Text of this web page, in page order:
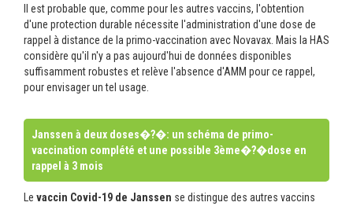
Il est probable que, comme pour les autres vaccins, l'obtention
d'une protection durable nécessite l'administration d'une dose de
rappel à distance de la primo-vaccination avec Novavax. Mais la HAS
considère qu'il n'y a pas aujourd'hui de données disponibles
suffisamment robustes et relève l'absence d'AMM pour ce rappel,
pour envisager un tel usage.
Janssen à deux doses�?�: un schéma de primo-
vaccination complété et une possible 3ème�?�dose en
rappel à 3 mois
Le vaccin Covid-19 de Janssen se distingue des autres vaccins